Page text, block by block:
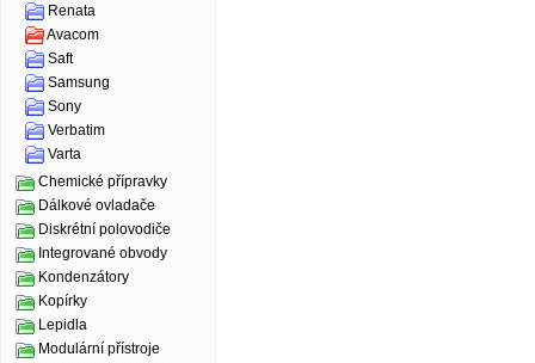
Renata
Avacom
Saft
Samsung
Sony
Verbatim
Varta
Chemické přípravky
Dálkové ovladače
Diskrétní polovodiče
Integrované obvody
Kondenzátory
Kopírky
Lepidla
Modulární přístroje